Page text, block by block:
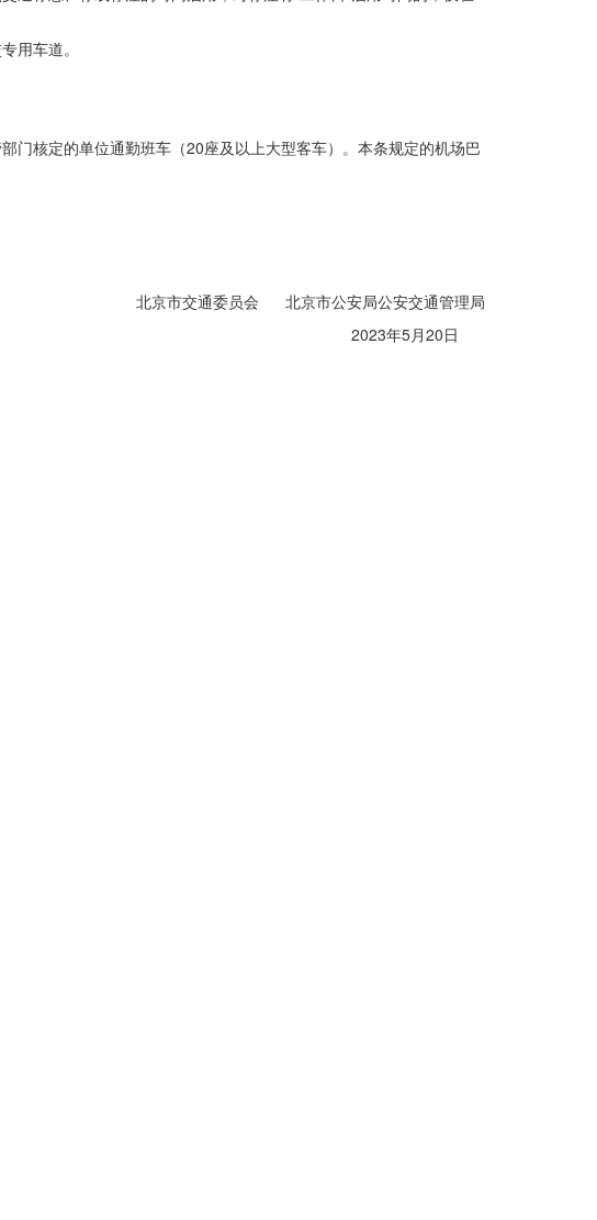
用车道。
门核定的单位通勤班车（20座及以上大型客车）。本条规定的机场巴
北京市交通委员会 北京市公安局公安交通管理局
2023年5月20日